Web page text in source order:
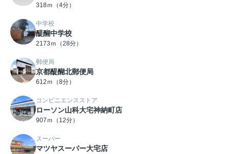
318ｍ（4分）
中学校
醍醐中学校
2173ｍ（28分）
郵便局
京都醍醐北郵便局
612ｍ（8分）
コンビニエンスストア
ローソン山科大宅神納町店
907ｍ（12分）
スーパー
マツヤスーパー大宅店